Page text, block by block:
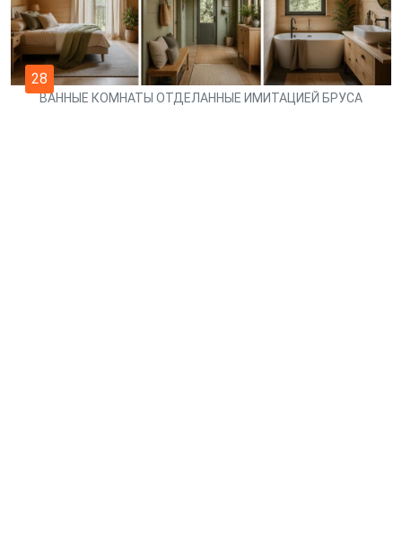
28
ВАННЫЕ КОМНАТЫ ОТДЕЛАННЫЕ ИМИТАЦИЕЙ БРУСА